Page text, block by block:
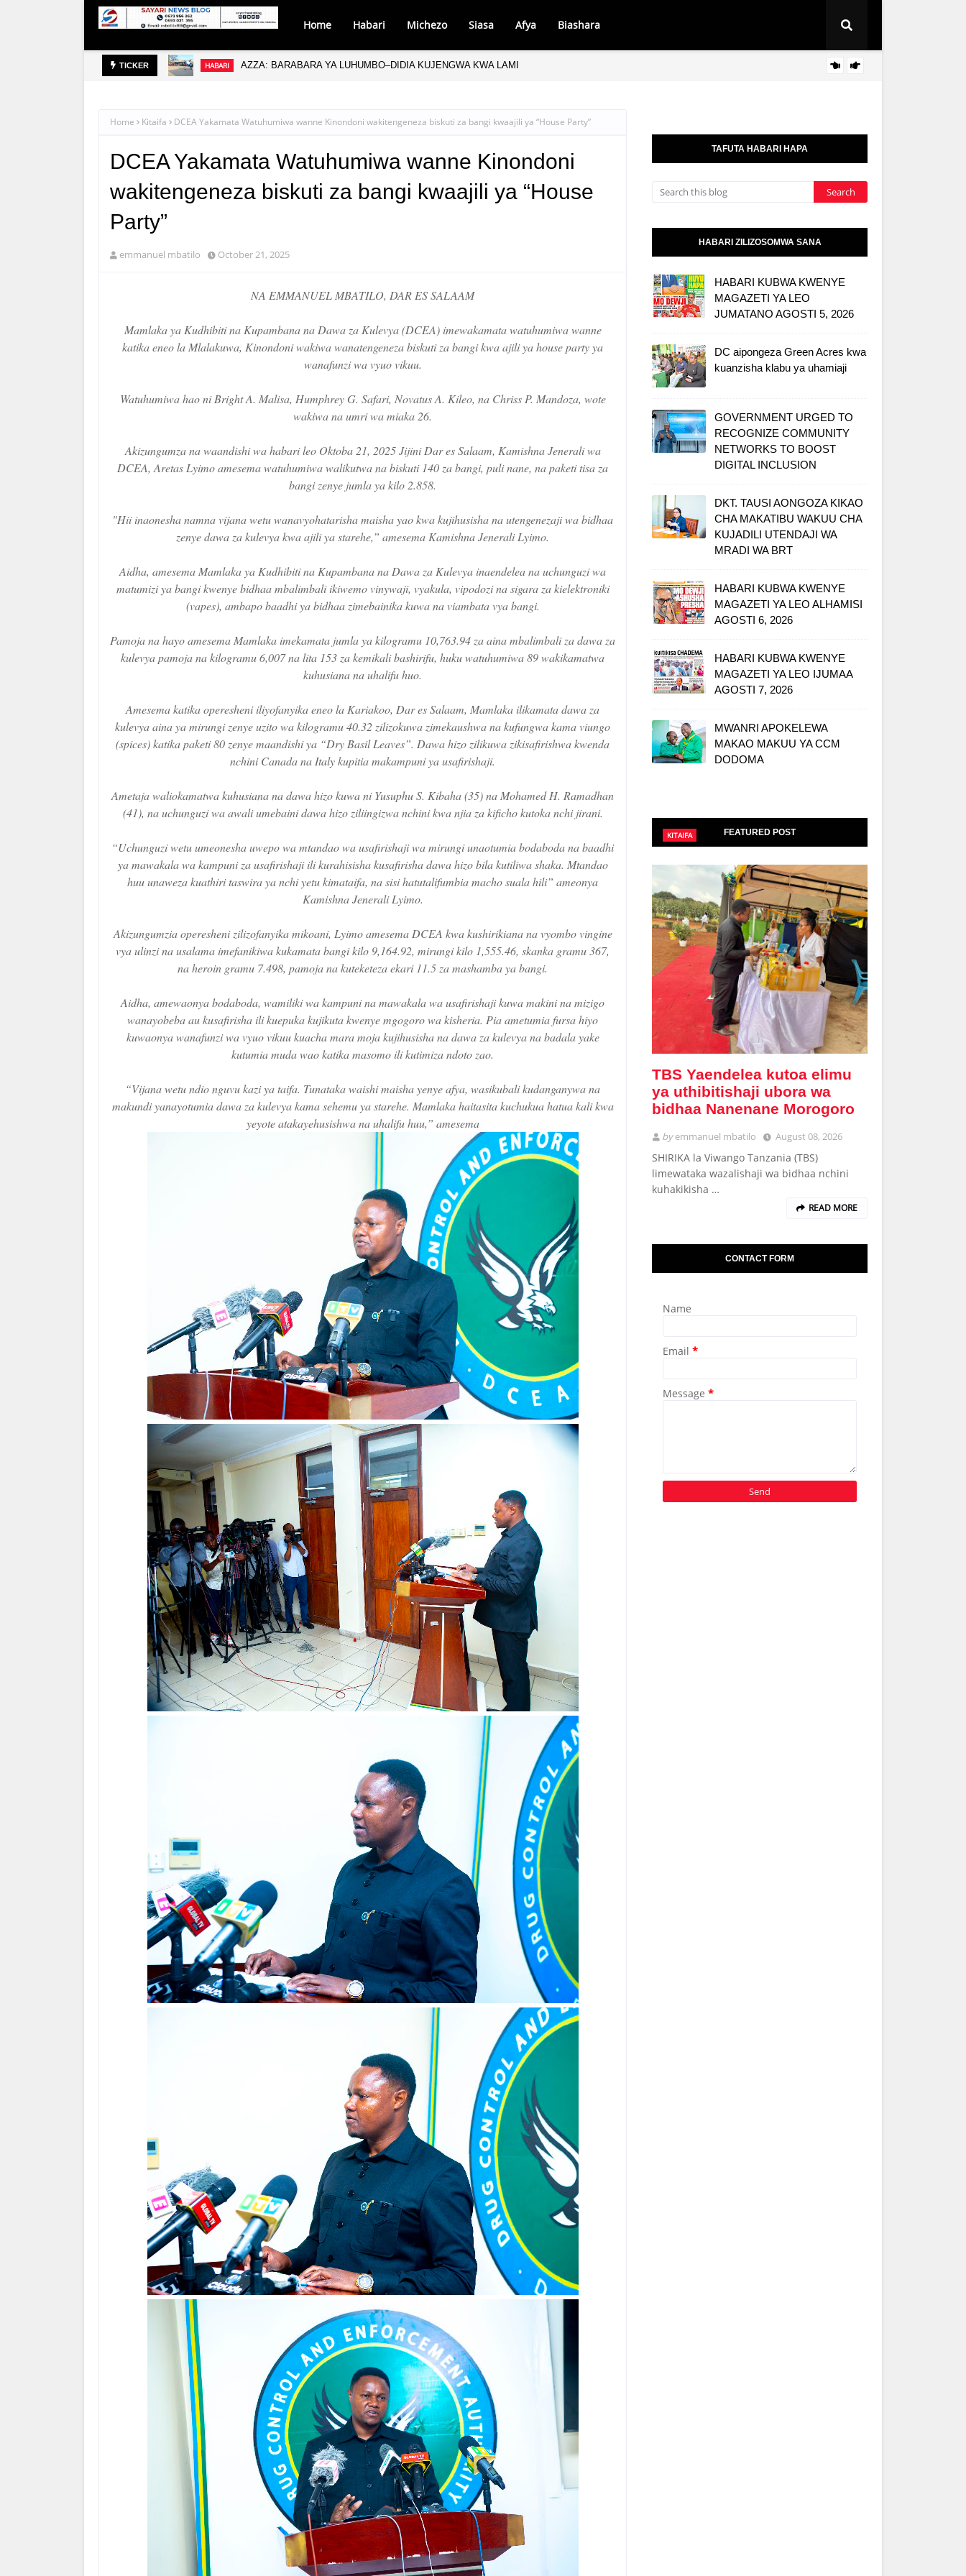
Home Habari Michezo Siasa Afya Biashara
TICKER HABARI AZZA: BARABARA YA LUHUMBO–DIDIA KUJENGWA KWA LAMI
Home Kitaifa DCEA Yakamata Watuhumiwa wanne Kinondoni wakitengeneza biskuti za bangi kwaajili ya “House Party”
DCEA Yakamata Watuhumiwa wanne Kinondoni
wakitengeneza biskuti za bangi kwaajili ya “House
Party”
emmanuel mbatilo October 21, 2025
NA EMMANUEL MBATILO, DAR ES SALAAM
Mamlaka ya Kudhibiti na Kupambana na Dawa za Kulevya (DCEA) imewakamata watuhumiwa wanne
katika eneo la Mlalakuwa, Kinondoni wakiwa wanatengeneza biskuti za bangi kwa ajili ya house party ya
wanafunzi wa vyuo vikuu.
Watuhumiwa hao ni Bright A. Malisa, Humphrey G. Safari, Novatus A. Kileo, na Chriss P. Mandoza, wote
wakiwa na umri wa miaka 26.
Akizungumza na waandishi wa habari leo Oktoba 21, 2025 Jijini Dar es Salaam, Kamishna Jenerali wa
DCEA, Aretas Lyimo amesema watuhumiwa walikutwa na biskuti 140 za bangi, puli nane, na paketi tisa za
bangi zenye jumla ya kilo 2.858.
"Hii inaonesha namna vijana wetu wanavyohatarisha maisha yao kwa kujihusisha na utengenezaji wa bidhaa
zenye dawa za kulevya kwa ajili ya starehe,” amesema Kamishna Jenerali Lyimo.
Aidha, amesema Mamlaka ya Kudhibiti na Kupambana na Dawa za Kulevya inaendelea na uchunguzi wa
matumizi ya bangi kwenye bidhaa mbalimbali ikiwemo vinywaji, vyakula, vipodozi na sigara za kielektroniki
(vapes), ambapo baadhi ya bidhaa zimebainika kuwa na viambata vya bangi.
Pamoja na hayo amesema Mamlaka imekamata jumla ya kilogramu 10,763.94 za aina mbalimbali za dawa za
kulevya pamoja na kilogramu 6,007 na lita 153 za kemikali bashirifu, huku watuhumiwa 89 wakikamatwa
kuhusiana na uhalifu huo.
Amesema katika operesheni iliyofanyika eneo la Kariakoo, Dar es Salaam, Mamlaka ilikamata dawa za
kulevya aina ya mirungi zenye uzito wa kilogramu 40.32 zilizokuwa zimekaushwa na kufungwa kama viungo
(spices) katika paketi 80 zenye maandishi ya “Dry Basil Leaves”. Dawa hizo zilikuwa zikisafirishwa kwenda
nchini Canada na Italy kupitia makampuni ya usafirishaji.
Ametaja waliokamatwa kuhusiana na dawa hizo kuwa ni Yusuphu S. Kibaha (35) na Mohamed H. Ramadhan
(41), na uchunguzi wa awali umebaini dawa hizo ziliingizwa nchini kwa njia za kificho kutoka nchi jirani.
“Uchunguzi wetu umeonesha uwepo wa mtandao wa usafirishaji wa mirungi unaotumia bodaboda na baadhi
ya mawakala wa kampuni za usafirishaji ili kurahisisha kusafirisha dawa hizo bila kutiliwa shaka. Mtandao
huu unaweza kuathiri taswira ya nchi yetu kimataifa, na sisi hatutalifumbia macho suala hili” ameonya
Kamishna Jenerali Lyimo.
Akizungumzia operesheni zilizofanyika mikoani, Lyimo amesema DCEA kwa kushirikiana na vyombo vingine
vya ulinzi na usalama imefanikiwa kukamata bangi kilo 9,164.92, mirungi kilo 1,555.46, skanka gramu 367,
na heroin gramu 7.498, pamoja na kuteketeza ekari 11.5 za mashamba ya bangi.
Aidha, amewaonya bodaboda, wamiliki wa kampuni na mawakala wa usafirishaji kuwa makini na mizigo
wanayobeba au kusafirisha ili kuepuka kujikuta kwenye mgogoro wa kisheria. Pia ametumia fursa hiyo
kuwaonya wanafunzi wa vyuo vikuu kuacha mara moja kujihusisha na dawa za kulevya na badala yake
kutumia muda wao katika masomo ili kutimiza ndoto zao.
“Vijana wetu ndio nguvu kazi ya taifa. Tunataka waishi maisha yenye afya, wasikubali kudanganywa na
makundi yanayotumia dawa za kulevya kama sehemu ya starehe. Mamlaka haitasita kuchukua hatua kali kwa
yeyote atakayehusishwa na uhalifu huu,” amesema
TAFUTA HABARI HAPA
HABARI ZILIZOSOMWA SANA
HABARI KUBWA KWENYE
MAGAZETI YA LEO
JUMATANO AGOSTI 5, 2026
DC aipongeza Green Acres kwa
kuanzisha klabu ya uhamiaji
GOVERNMENT URGED TO
RECOGNIZE COMMUNITY
NETWORKS TO BOOST
DIGITAL INCLUSION
DKT. TAUSI AONGOZA KIKAO
CHA MAKATIBU WAKUU CHA
KUJADILI UTENDAJI WA
MRADI WA BRT
HABARI KUBWA KWENYE
MAGAZETI YA LEO ALHAMISI
AGOSTI 6, 2026
HABARI KUBWA KWENYE
MAGAZETI YA LEO IJUMAA
AGOSTI 7, 2026
MWANRI APOKELEWA
MAKAO MAKUU YA CCM
DODOMA
FEATURED POST
KITAIFA
TBS Yaendelea kutoa elimu
ya uthibitishaji ubora wa
bidhaa Nanenane Morogoro
byemmanuel mbatilo August 08, 2026
SHIRIKA la Viwango Tanzania (TBS)
limewataka wazalishaji wa bidhaa nchini
kuhakikisha …
READ MORE
CONTACT FORM
Name
Email *
Message *